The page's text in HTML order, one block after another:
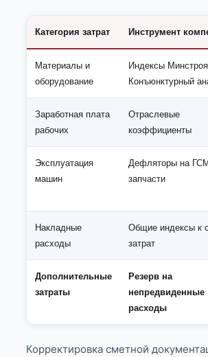
Категория затрат Инструмент
Материалы и
оборудование
Индексы
Конъюнктурный
Заработная плата
рабочих
Отраслевые
коэффициенты
Эксплуатация
машин
Дефляторы на
запчасти
Накладные
расходы
Общие индексы к
затрат
Дополнительные
затраты
Резерв на
непредвиденные
расходы
Корректировка сметной